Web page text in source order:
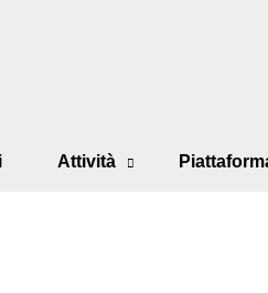
Attività